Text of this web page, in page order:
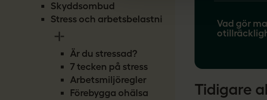
Skyddsombud
Stress och arbetsbelastning
Är du stressad?
7 tecken på stress
Arbetsmiljöregler
Förebygga ohälsa
Vad gör
Tidigare